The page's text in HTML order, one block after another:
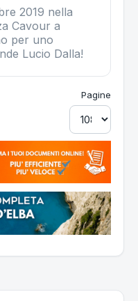
2019 nella
Cavour a
per uno
Lucio Dalla!
Pagine